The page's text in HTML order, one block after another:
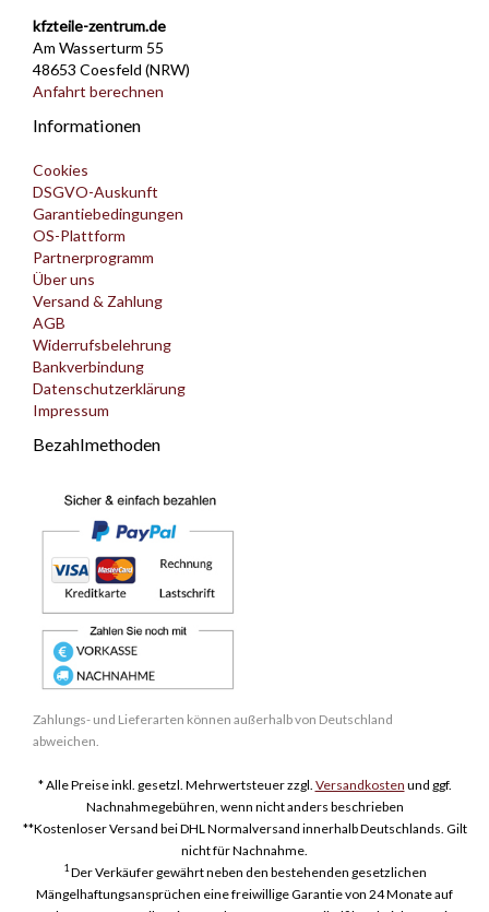
kfzteile-zentrum.de
Am Wasserturm 55
48653 Coesfeld (NRW)
Anfahrt berechnen
Informationen
Cookies
DSGVO-Auskunft
Garantiebedingungen
OS-Plattform
Partnerprogramm
Über uns
Versand & Zahlung
AGB
Widerrufsbelehrung
Bankverbindung
Datenschutzerklärung
Impressum
Bezahlmethoden
Zahlungs- und Lieferarten können außerhalb von Deutschland
abweichen.
* Alle Preise inkl. gesetzl. Mehrwertsteuer zzgl. Versandkosten und ggf.
Nachnahmegebühren, wenn nicht anders beschrieben
**Kostenloser Versand bei DHL Normalversand innerhalb Deutschlands. Gilt
nicht für Nachnahme.
1Der Verkäufer gewährt neben den bestehenden gesetzlichen
Mängelhaftungsansprüchen eine freiwillige Garantie von 24 Monate auf